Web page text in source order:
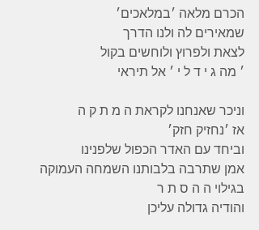
הכרם מלאה ׳במלאכים׳
שמאירים לה ולנו הדרך
לצאת ולפרוץ ולוחשים בקול
׳ מה ג י ד ל י ׳ אל תיראי
וניכר שאנחנו לקראת ה מ ת ק ה
אז ׳נחזיק חזק׳
וביחד עם האדר הכפול שלפנינו
אמן שתרבה בלבותנו השמחה העמוקה
בגילוי ה ה ס ת ר
והודיה גדולה עליכן